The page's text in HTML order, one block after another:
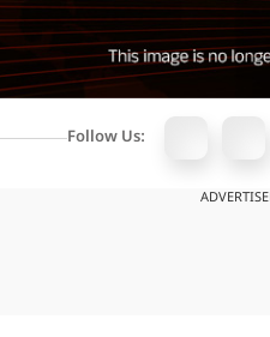
Follow Us: